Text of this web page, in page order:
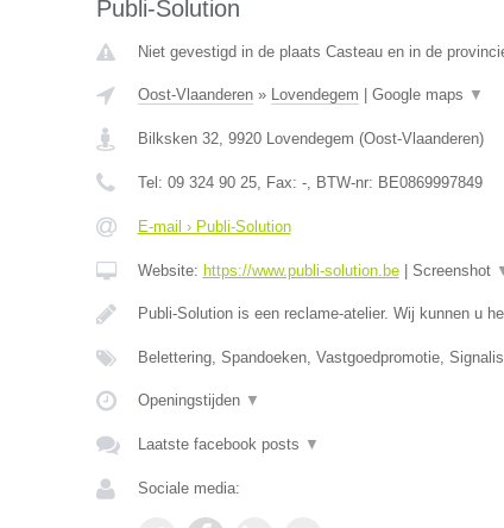
Publi-Solution
Niet gevestigd in de plaats Casteau en in de
Oost-Vlaanderen» Lovendegem Google maps ▼
Bilksken 32, 9920 Lovendegem (Oost-Vlaanderen)
Tel: 09 324 90 25, Fax: -, BTW-nr: BE0869997849
E-mail › Publi-Solution
Website: https://www.publi-solution.be| Screenshot
Publi-Solution is een reclame-atelier. Wij kunnen u
Belettering, Spandoeken, Vastgoedpromotie,
Openingstijden ▼
Laatste facebook posts ▼
Sociale media: